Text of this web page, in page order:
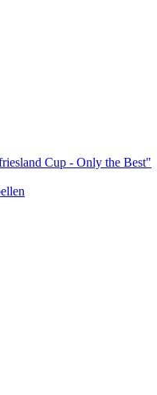
Cup - Only the Best"